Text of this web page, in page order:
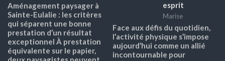
Aménagement paysager à
Sainte-Eulalie : les critères
qui séparent une bonne
prestation d’un résultat
exceptionnel À prestation
équivalente sur le papier,
esprit
Marise
Face aux défis du quotidien,
l’activité physique s’impose
aujourd’hui comme un allié
incontournable pour